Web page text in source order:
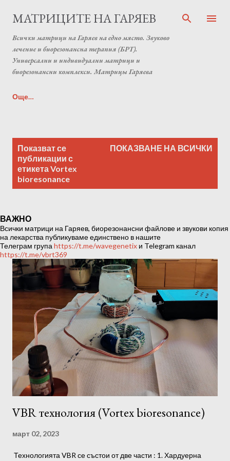
Пропускане към основното съдържание
МАТРИЦИТЕ НА ГАРЯЕВ
Всички матрици на Гаряев на едно място. Звуково
лечение и биорезонансна терапия (БРТ).
Универсални и индивидуални матрици и
биорезонансни комплекси. Матрицы Гаряева
Още…
Laboratory (Individual programs Garyaev matrix)
а
ц
и
Показват се
публикации с
етикетаVortex
bioresonance
ПОКАЗВАНЕ НА ВСИЧКИ
ВАЖНО
Всички матрици на Гаряев, биорезонансни файлове и звукови копия
на лекарства публикуваме единствено в нашите
Телеграм група https://t.me/wavegenetix и Telegram канал
https://t.me/vbrt369
VBR технология (Vortex bioresonance)
март 02, 2023
Технологията VBR се състои от две части : 1. Хардуерна